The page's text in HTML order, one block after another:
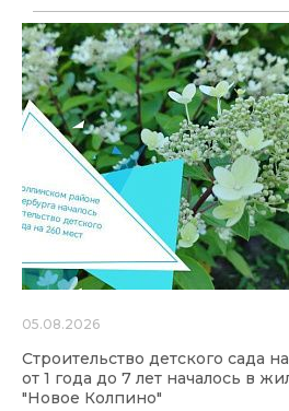
05.08.2026
Строительство детского сада
от 1 года до 7 лет началось в
"Новое Колпино"